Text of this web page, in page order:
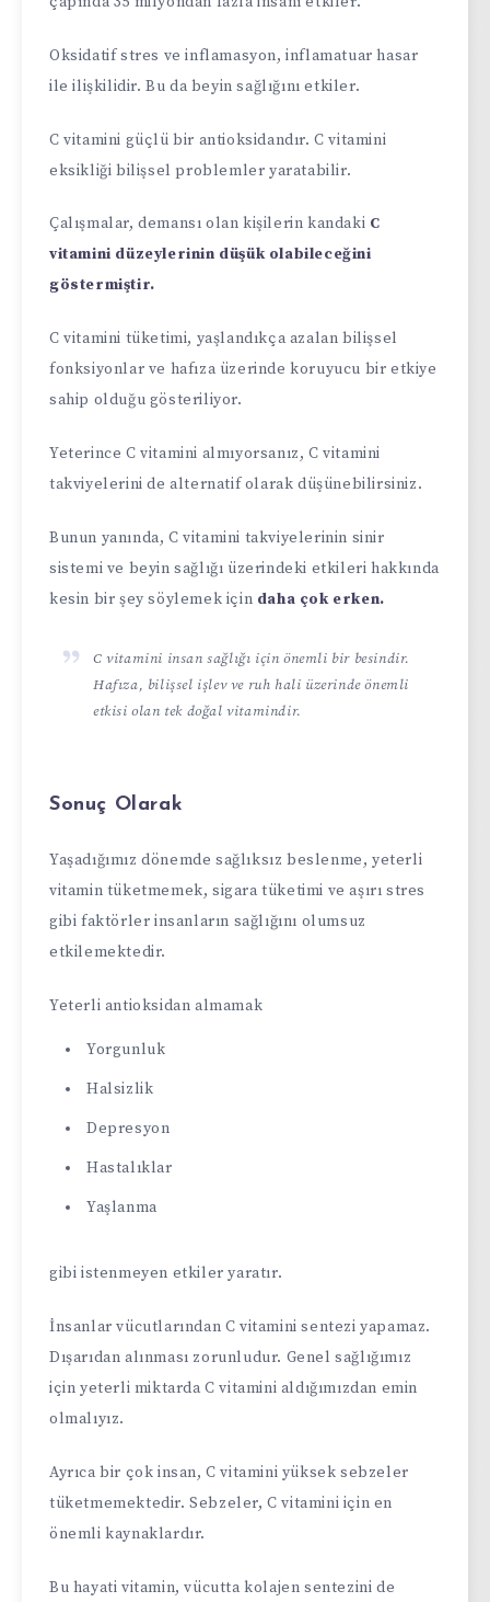
Oksidatif stres ve inflamasyon, inflamatuar hasar
ile ilişkilidir. Bu da beyin sağlığını etkiler.
C vitamini güçlü bir antioksidandır. C vitamini
eksikliği bilişsel problemler yaratabilir.
Çalışmalar, demansı olan kişilerin kandaki C
vitamini düzeylerinin düşük olabileceğini
göstermiştir.
C vitamini tüketimi, yaşlandıkça azalan bilişsel
fonksiyonlar ve hafıza üzerinde koruyucu bir etkiye
sahip olduğu gösteriliyor.
Yeterince C vitamini almıyorsanız, C vitamini
takviyelerini de alternatif olarak düşünebilirsiniz.
Bunun yanında, C vitamini takviyelerinin sinir
sistemi ve beyin sağlığı üzerindeki etkileri hakkında
kesin bir şey söylemek için daha çok erken.
C vitamini insan sağlığı için önemli bir besindir.
Hafıza, bilişsel işlev ve ruh hali üzerinde önemli
etkisi olan tek doğal vitamindir.
Sonuç Olarak
Yaşadığımız dönemde sağlıksız beslenme, yeterli
vitamin tüketmemek, sigara tüketimi ve aşırı stres
gibi faktörler insanların sağlığını olumsuz
etkilemektedir.
Yeterli antioksidan almamak
Yorgunluk
Halsizlik
Depresyon
Hastalıklar
Yaşlanma
gibi istenmeyen etkiler yaratır.
İnsanlar vücutlarından C vitamini sentezi yapamaz.
Dışarıdan alınması zorunludur. Genel sağlığımız
için yeterli miktarda C vitamini aldığımızdan emin
olmalıyız.
Ayrıca bir çok insan, C vitamini yüksek sebzeler
tüketmemektedir. Sebzeler, C vitamini için en
önemli kaynaklardır.
Bu hayati vitamin, vücutta kolajen sentezini de